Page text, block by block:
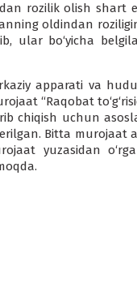
rozilik olish shart
oldindan
ular bo‘yicha
apparati va
“Raqobat
chiqish uchun
Bitta muro­jaat
yuzasidan